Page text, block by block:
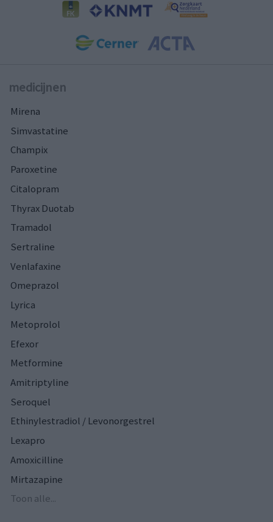
medicijnen
Mirena
Simvastatine
Champix
Paroxetine
Citalopram
Thyrax Duotab
Tramadol
Sertraline
Venlafaxine
Omeprazol
Lyrica
Metoprolol
Efexor
Metformine
Amitriptyline
Seroquel
Ethinylestradiol / Levonorgestrel
Lexapro
Amoxicilline
Mirtazapine
Toon alle...